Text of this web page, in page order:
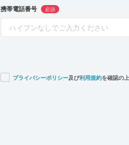
携帯電話番号 必須
プライバシーポリシー及び利用規約を確認の